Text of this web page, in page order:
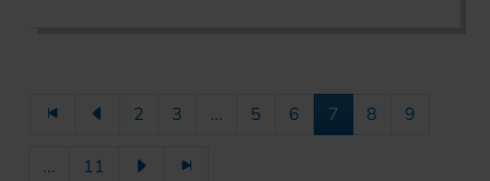
2 3 ... 5 6 7 8 9
... 11